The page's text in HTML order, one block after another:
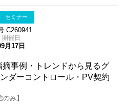
セミナー
C260941
開催日
月17日
事例・トレンドから見るグ
ダーコントロール・PV契約
み】